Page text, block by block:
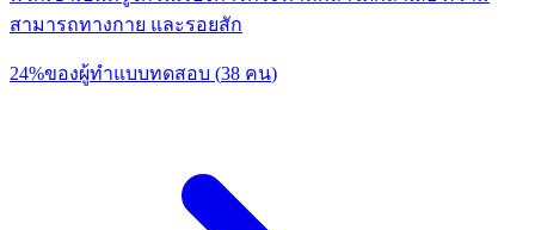
สามารถทางกาย และรอยสัก
24%ของผู้ทำแบบทดสอบ (38 คน)